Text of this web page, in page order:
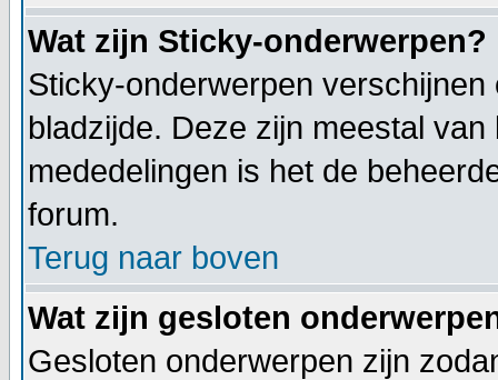
Wat zijn Sticky-onderwerpen?
Sticky-onderwerpen
bladzijde. Deze zijn meestal
mededelingen is het de
forum.
Terug naar boven
Wat zijn gesloten
Gesloten onderwerpen zijn